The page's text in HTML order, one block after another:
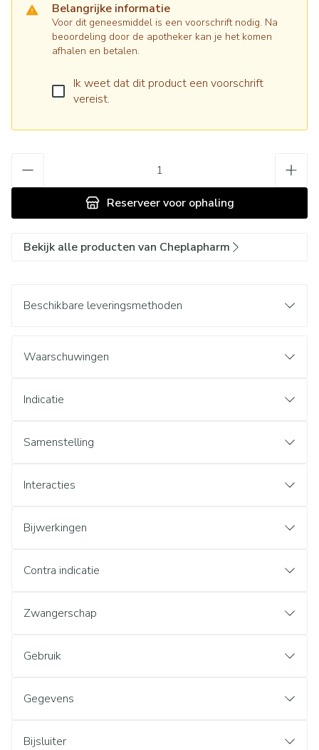
Belangrijke informatie
Voor dit geneesmiddel is een voorschrift nodig. Na
beoordeling door de apotheker kan je het komen
afhalen en betalen.
Ik weet dat dit product een voorschrift
vereist.
Reserveervoor ophaling
Bekijk alle producten van Cheplapharm
Beschikbare leveringsmethoden
Waarschuwingen
Indicatie
Samenstelling
Interacties
Bijwerkingen
Contra indicatie
Zwangerschap
Gebruik
Gegevens
Bijsluiter